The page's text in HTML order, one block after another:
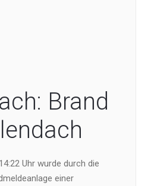
Brand
Uhr wurde durch die
einer